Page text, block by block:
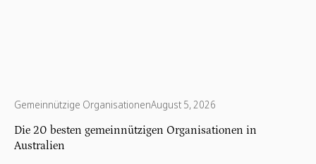
Gemeinnützige OrganisationenAugust 5, 2026
Die 20 besten gemeinnützigen Organisationen in
Australien